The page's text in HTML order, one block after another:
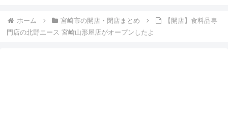
ホーム 宮崎市の開店・閉店まとめ
【開店】食料品専
門店の北野エース 宮崎山形屋店がオープンしたよ